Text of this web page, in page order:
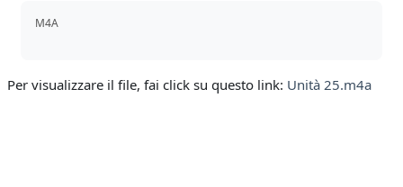
M4A
Per visualizzare il file, fai click su questo link: Unità 25.m4a